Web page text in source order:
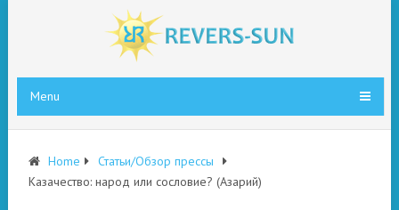
Menu
Home
Статьи/Обзор прессы
Казачество: народ или сословие? (Азарий)